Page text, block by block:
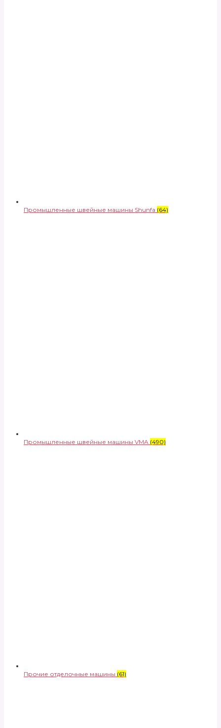
Промышленные швейные машины Shunfa (64)
Промышленные швейные машины VMA (490)
Прочие отделочные машины (61)